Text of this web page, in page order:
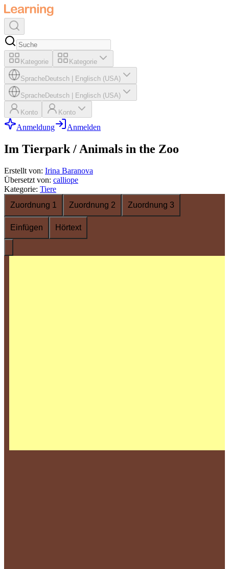
Kategorie Kategorie
SpracheDeutsch Englisch (USA)
SpracheDeutsch Englisch (USA)
Konto Konto
Anmeldung Anmelden
Im Tierpark / Animals in the Zoo
Erstellt von: Irina Baranova
Übersetzt von: calliope
Kategorie: Tiere
Zuordnung 1
Zuordnung 2 Zuordnung 3
Einfügen Hörtext